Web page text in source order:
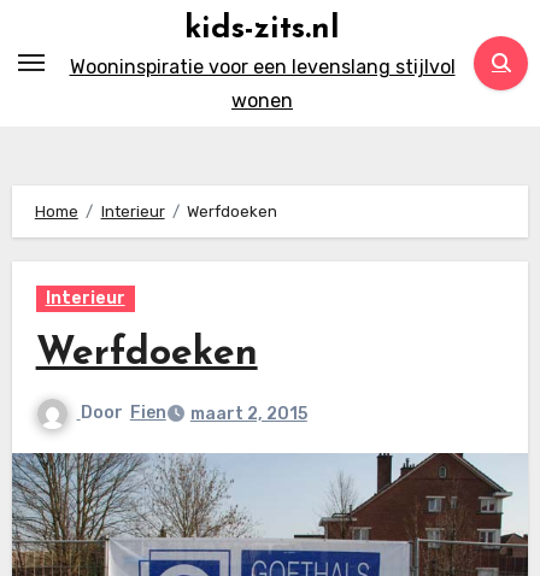
naar
kids-zits.nl
Wooninspiratie voor een levenslang stijlvol
wonen
Home Interieur Werfdoeken
Interieur
Werfdoeken
Door Fien maart 2, 2015